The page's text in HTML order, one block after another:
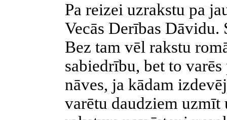
Pa reizei uzrakstu pa
Vecās Derības
Bez tam vēl rakstu
sabiedrību, bet to
nāves, ja kādam
varētu daudziem uzmīt